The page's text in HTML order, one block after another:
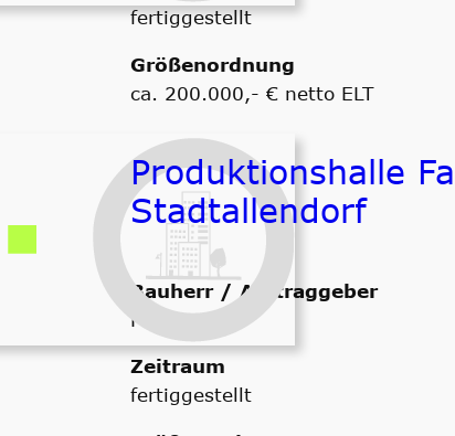
fertiggestellt
Größenordnung
ca. 200.000,- € netto ELT
Produktionshalle
Stadtallendorf
Bauherr / Auftraggeber
Fa. Hoppe
Zeitraum
fertiggestellt